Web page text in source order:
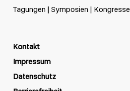
Tagungen | Symposien | Kongresse
Kontakt
Impressum
Datenschutz